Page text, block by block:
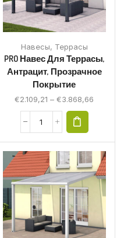
Навесы, Террасы
PRO Навес Для Террасы,
Антрацит, Прозрачное
Покрытие
€2.109,21 – €3.868,66